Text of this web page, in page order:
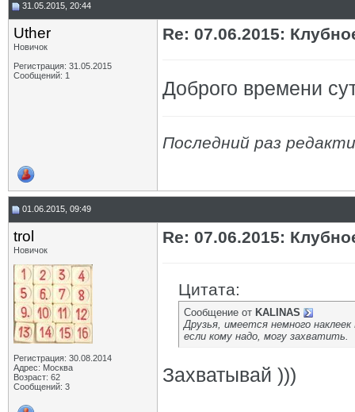
31.05.2015, 20:44
Uther
Новичок
Регистрация: 31.05.2015
Сообщений: 1
Re: 07.06.2015:
Доброго времени
Последний раз
01.06.2015, 09:49
trol
Новичок
Регистрация: 30.08.2014
Адрес: Москва
Возраст: 62
Сообщений: 3
Re: 07.06.2015:
Цитата:
Сообщение от KALINAS
Друзья, имеется немного
если кому надо, могу захватить.
Захватывай )))